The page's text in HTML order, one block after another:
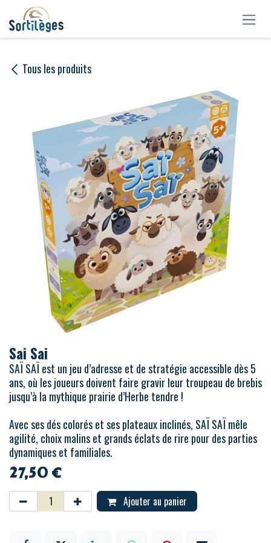
Se rendre au contenu
Tous les produits
Sai Sai
SAÏ SAÏ est un jeu d’adresse et de stratégie accessible dès 5
ans, où les joueurs doivent faire gravir leur troupeau de brebis
jusqu’à la mythique prairie d’Herbe tendre !
Avec ses dés colorés et ses plateaux inclinés, SAÏ SAÏ mêle
agilité, choix malins et grands éclats de rire pour des parties
dynamiques et familiales.
27,50€
Ajouter au panier